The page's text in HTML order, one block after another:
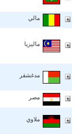
مالي
ماليزيا
مدغشقر
مصر
ملاوي